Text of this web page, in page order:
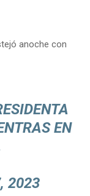
anoche con
EN
2023